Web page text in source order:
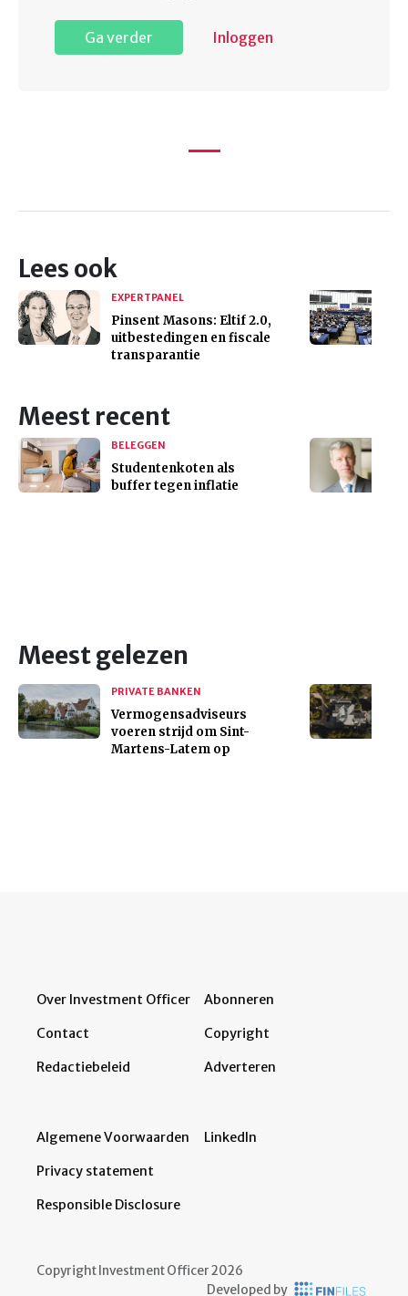
Ga verder Inloggen
Lees ook
EXPERTPANEL
Pinsent Masons: Eltif 2.0,
uitbestedingen en fiscale
transparantie
Meest recent
BELEGGEN
Studentenkoten als
buffer tegen inflatie
Meest gelezen
PRIVATE BANKEN
Vermogensadviseurs
voeren strijd om Sint-
Martens-Latem op
Over Investment Officer
Contact
Redactiebeleid
Abonneren
Copyright
Adverteren
Algemene Voorwaarden
Privacy statement
Responsible Disclosure
LinkedIn
Copyright Investment Officer 2026
Developed by